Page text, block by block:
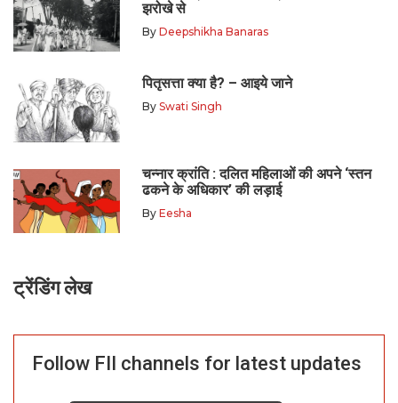
झरोखे से
By Deepshikha Banaras
पितृसत्ता क्या है? – आइये जाने
By Swati Singh
चन्नार क्रांति : दलित महिलाओं की अपने ‘स्तन
ढकने के अधिकार’ की लड़ाई
By Eesha
ट्रेंडिंग लेख
Follow FII channels for latest updates